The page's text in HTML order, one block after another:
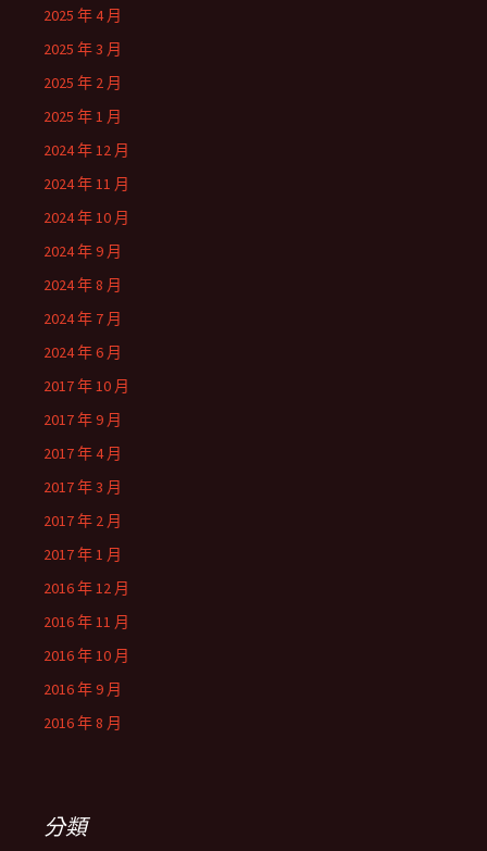
2025 年 4 月
2025 年 3 月
2025 年 2 月
2025 年 1 月
2024 年 12 月
2024 年 11 月
2024 年 10 月
2024 年 9 月
2024 年 8 月
2024 年 7 月
2024 年 6 月
2017 年 10 月
2017 年 9 月
2017 年 4 月
2017 年 3 月
2017 年 2 月
2017 年 1 月
2016 年 12 月
2016 年 11 月
2016 年 10 月
2016 年 9 月
2016 年 8 月
分類